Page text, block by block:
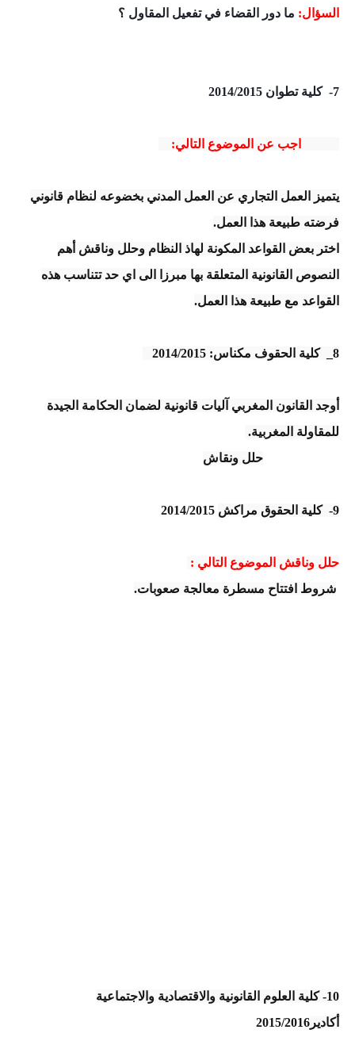
السؤال: ما دور القضاء في تفعيل المقاول ؟
7- كلية تطوان 2014/2015
اجب عن الموضوع التالي:
يتميز العمل التجاري عن العمل المدني بخضوعه لنظام قانوني
فرضته طبيعة هذا العمل.
اختر بعض القواعد المكونة لهاذ النظام وحلل وناقش أهم
النصوص القانونية المتعلقة بها مبرزا الى اي حد تتناسب هذه
القواعد مع طبيعة هذا العمل.
8_ كلية الحقوف مكناس: 2014/2015
أوجد القانون المغربي آليات قانونية لضمان الحكامة الجيدة
للمقاولة المغربية.
حلل ونقاش
9- كلية الحقوق مراكش 2014/2015
حلل وناقش الموضوع التالي :
شروط افتتاح مسطرة معالجة صعوبات.
10- كلية العلوم القانونية والاقتصادية والاجتماعية
أكادير 2015/2016